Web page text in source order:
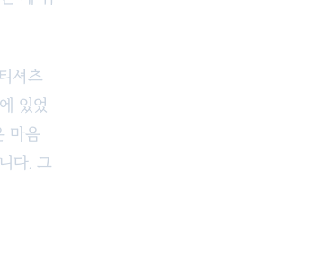
셔츠
있었
마음
다. 그